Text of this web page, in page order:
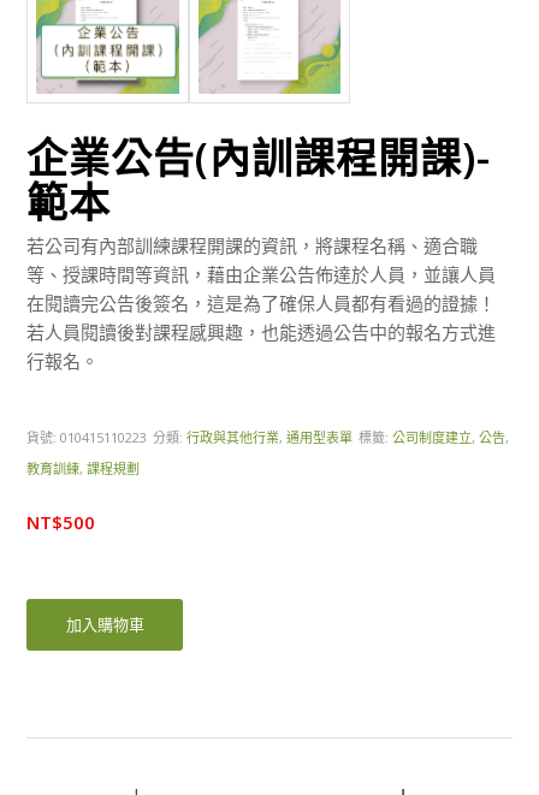
企業公告(內訓課程開課)-
範本
若公司有內部訓練課程開課的資訊，將課程名稱、適合職
等、授課時間等資訊，藉由企業公告佈達於人員，並讓人員
在閱讀完公告後簽名，這是為了確保人員都有看過的證據！
若人員閱讀後對課程感興趣，也能透過公告中的報名方式進
行報名。
貨號: 010415110223 分類:行政與其他行業,通用型表單 標籤:公司制度建立,公告,
教育訓練,課程規劃
NT$500
加入購物車